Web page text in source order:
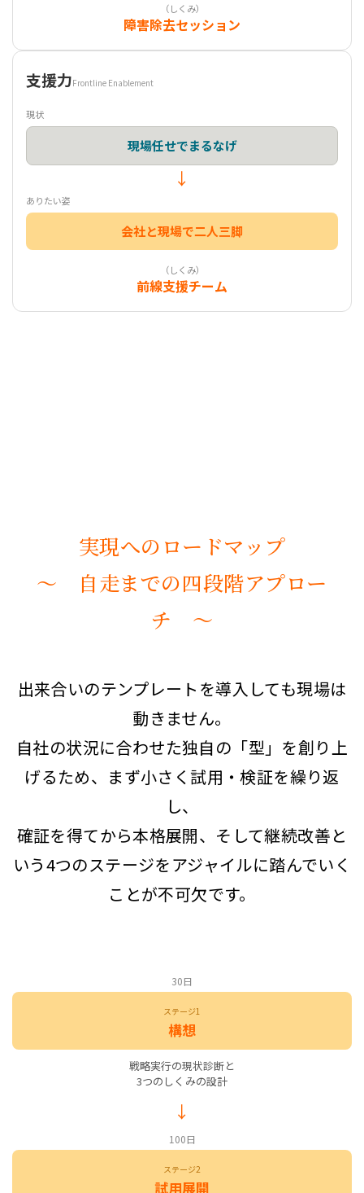
（しくみ）
障害除去セッション
支援力Frontline Enablement
現状
現場任せでまるなげ
↓
ありたい姿
会社と現場で二人三脚
（しくみ）
前線支援チーム
実現へのロードマップ
〜 自走までの四段階アプロー
チ 〜
出来合いのテンプレートを導入しても現場は
動きません。
自社の状況に合わせた独自の「型」を創り上
げるため、まず小さく試用・検証を繰り返
し、
確証を得てから本格展開、そして継続改善と
いう4つのステージをアジャイルに踏んでいく
ことが不可欠です。
30日
ステージ1
構想
戦略実行の現状診断と
3つのしくみの設計
100日
ステージ2
試用展開